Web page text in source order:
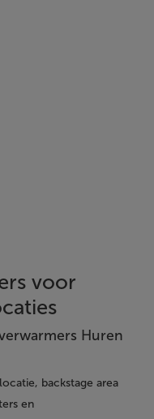
voor
Huren
backstage area
en